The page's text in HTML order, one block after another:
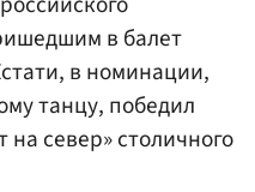
в балет
в номинации,
танцу, победил
на север» столичного